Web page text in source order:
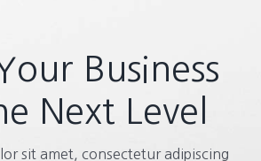
Business
Next Level
sit amet, consectetur adipiscing